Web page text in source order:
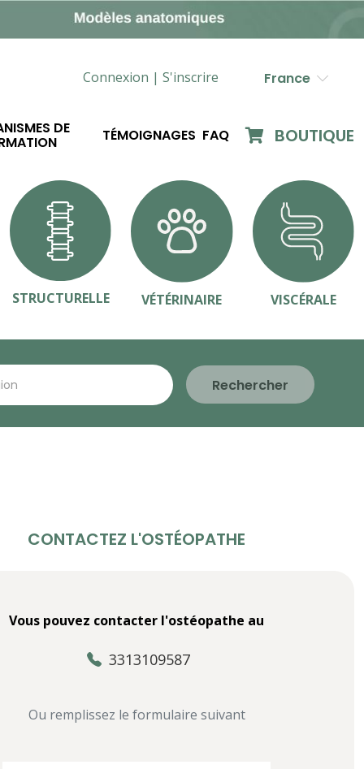
Connexion | S'inscrire France
DE TÉMOIGNAGES FAQ BOUTIQUE
STRUCTURELLE VÉTÉRINAIRE VISCÉRALE
Rechercher
CONTACTEZ L'OSTÉOPATHE
Vous pouvez contacter l'ostéopathe au
3313109587
Ou remplissez le formulaire suivant